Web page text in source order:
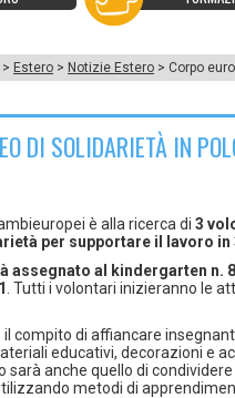
> Estero > Notizie Estero > Corpo
DI SOLIDARIETÀ IN
è alla ricerca di 3
per supportare il lavoro
assegnato al kindergarten n.
. Tutti i volontari inizieranno le
il compito di affiancare
educativi, decorazioni e
sarà anche quello di
metodi di